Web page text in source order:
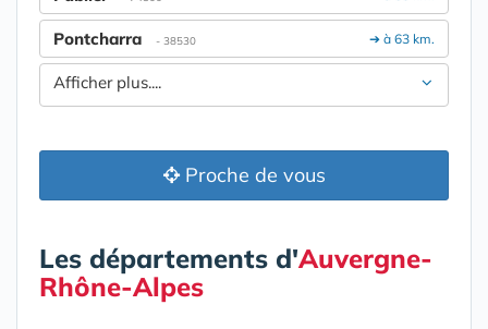
➔ à 63 km.
Pontcharra - 38530
Afficher plus....
Proche de vous
Les départements d'Auvergne-
Rhône-Alpes